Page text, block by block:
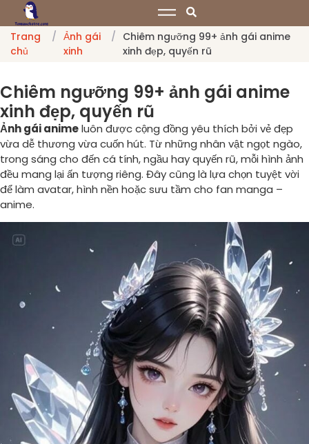
Trang
chủ
/ Ảnh gái
xinh
/ Chiêm ngưỡng 99+ ảnh gái anime
xinh đẹp, quyến rũ
Chiêm ngưỡng 99+ ảnh gái anime
xinh đẹp, quyến rũ
Ảnh gái animeluôn được cộng đồng yêu thích bởi vẻ đẹp
vừa dễ thương vừa cuốn hút. Từ những nhân vật ngọt ngào,
trong sáng cho đến cá tính, ngầu hay quyến rũ, mỗi hình ảnh
đều mang lại ấn tượng riêng. Đây cũng là lựa chọn tuyệt vời
để làm avatar, hình nền hoặc sưu tầm cho fan manga –
anime.